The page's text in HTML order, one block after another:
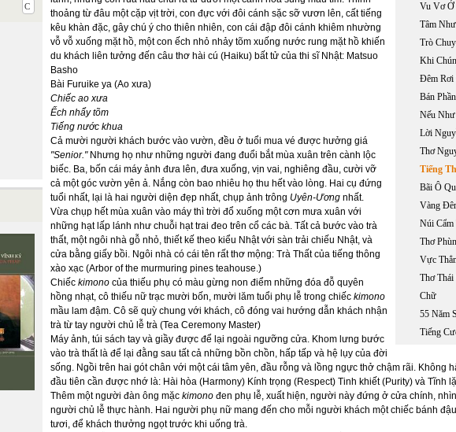
Vu Vơ
Tâm
Trò
Khi
Đêm Rơi
Bán Phần
Nếu Như
Lời
Thơ
Tiếng
Bãi Ô
Vàng
Núi Cẩm
Thơ
Vực
Thơ Thái
Chữ
thoảng từ đâu một cặp vịt trời, con đực với đôi cánh sặc sỡ vươn lên, cất tiếng
kêu khàn đặc, gây chú ý cho thiên nhiên, con cái đập đôi cánh khiêm nhường
vỗ vỗ xuống mặt hồ, một con ếch nhỏ nhảy tõm xuống nước rung mặt hồ khiến
du khách liên tưởng đến câu thơ hài cú (Haiku) bất tử của thi sĩ Nhật: Matsuo
Basho
Bài Furuike ya (Ao xưa)
Chiếc ao xưa
Ếch nhẩy tõm
Tiếng nước khua
Cả mười người khách bước vào vườn, đều ở tuổi mua vé được hưởng giá
"Senior."Nhưng họ như những người đang đuổi bắt mùa xuân trên cành lộc
biếc. Ba, bốn cái máy ảnh đưa lên, đưa xuống, vịn vai, nghiêng đầu, cười vỡ
cả một góc vườn yên ả. Nắng còn bao nhiêu họ thu hết vào lòng. Hai cụ đứng
tuổi nhất, lại là hai người diện đẹp nhất, chụp ảnh trông Uyên-Ương nhất.
Vừa chụp hết mùa xuân vào máy thì trời đổ xuống một cơn mưa xuân với
những hạt lấp lánh như chuỗi hạt trai đeo trên cổ các bà. Tất cả bước vào trà
thất, một ngôi nhà gỗ nhỏ, thiết kế theo kiểu Nhật với sàn trải chiếu Nhật, và
cửa bằng giấy bồi. Ngôi nhà có cái tên rất thơ mộng: Trà Thất của tiếng thông
xào xạc (Arbor of the murmuring pines teahouse.)
Chiếc kimono của thiếu phụ có màu gừng non điểm những đóa đỗ quyên
hồng nhạt, cô thiếu nữ trạc mười bốn, mười lăm tuổi phụ lễ trong chiếc kimono
mầu lam đậm. Cô sẽ quỳ chung với khách, cô đóng vai hướng dẫn khách nhận
trà từ tay người chủ lễ trà (Tea Ceremony Master)
Máy ảnh, túi sách tay và giầy được để lại ngoài ngưỡng cửa. Khom lưng bước
vào trà thất là để lại đằng sau tất cả những bồn chồn, hấp tấp và hệ lụy của đời
sống. Ngồi trên hai gót chân với một cái tâm yên, đầu rỗng và lồng ngực thở chậm rãi. Không
đầu tiên cần được nhớ là: Hài hòa (Harmony) Kính trọng (Respect) Tinh khiết (Purity) và Tĩnh
Thêm một người đàn ông mặc kimono đen phụ lễ, xuất hiện, người này đứng ở cửa chính,
người chủ lễ thực hành. Hai người phụ nữ mang đến cho mỗi người khách một chiếc bánh
tươi, để khách thưởng ngọt trước khi uống trà.